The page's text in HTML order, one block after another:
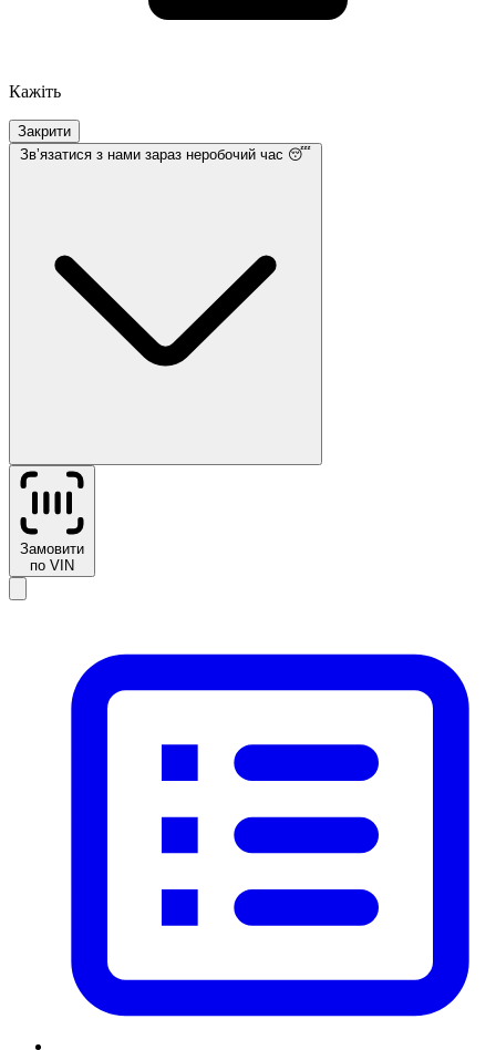
Кажіть
Закрити
Звʼязатися з нами зараз неробочий час 😴
Замовити
по VIN